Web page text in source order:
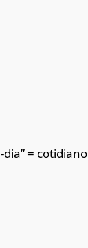
= cotidiano